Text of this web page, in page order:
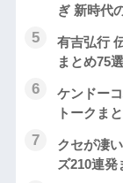
ぎ 新時代
有吉弘行
まとめ75選
ケンドー
トークま
クセが凄
ズ210連発